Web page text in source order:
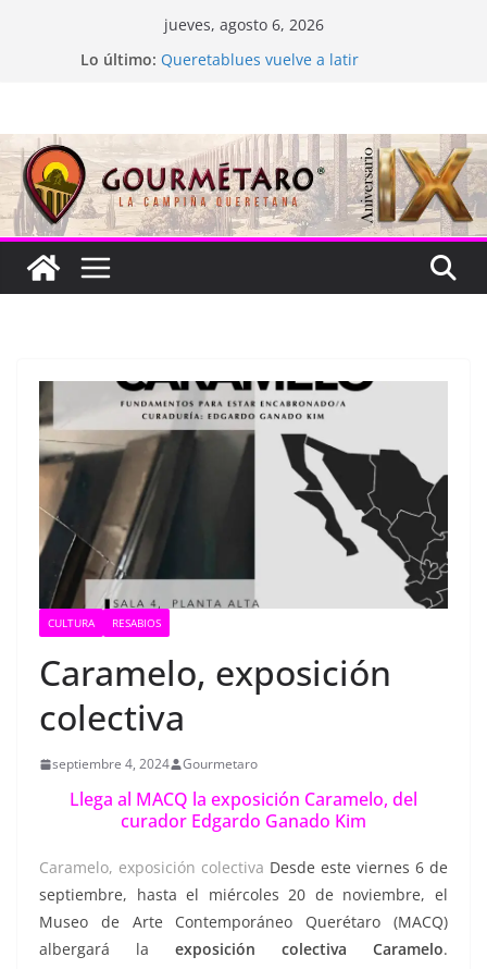
jueves, agosto 6, 2026
Lo último: Queretablues vuelve a latir
Cascada Cueva Longa
CULTURA RESABIOS
Caramelo, exposición
colectiva
septiembre 4, 2024 Gourmetaro
Llega al MACQ la exposición Caramelo, del
curador Edgardo Ganado Kim
Caramelo, exposición colectiva Desde este viernes 6 de
septiembre, hasta el miércoles 20 de noviembre, el
Museo de Arte Contemporáneo Querétaro (MACQ)
albergará la exposición colectiva Caramelo.